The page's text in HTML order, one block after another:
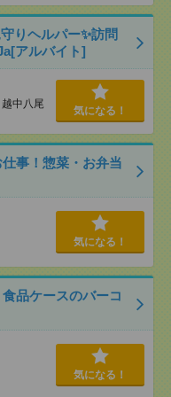
りヘルパー✨訪問
アルバイト]
中八尾
気になる！
事！惣菜・お弁当
気になる！
品ケースのバーコ
気になる！